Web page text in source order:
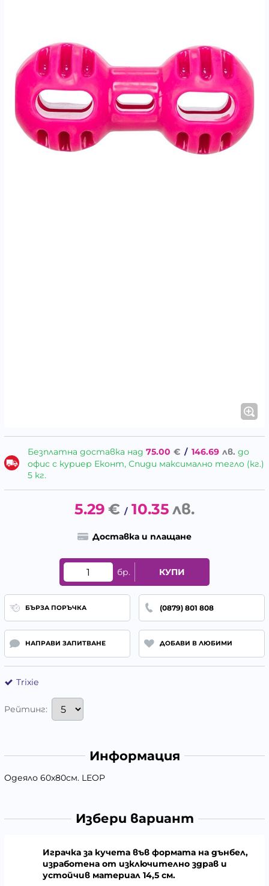
Безплатна доставка над 75.00 € / 146.69 лв. до
офис с куриер Еконт, Спиди максимално тегло (кг.)
5 кг.
5.29 € / 10.35 лв.
Доставка и плащане
бр. КУПИ
БЪРЗА ПОРЪЧКА (0879) 801 808
НАПРАВИ ЗАПИТВАНЕ ДОБАВИ В ЛЮБИМИ
Trixie
Рейтинг:
Информация
Одеяло 60х80см. LEOP
Избери вариант
Играчка за кучета във формата на дънбел,
изработена от изключително здрав и
устойчив материал 14,5 см.